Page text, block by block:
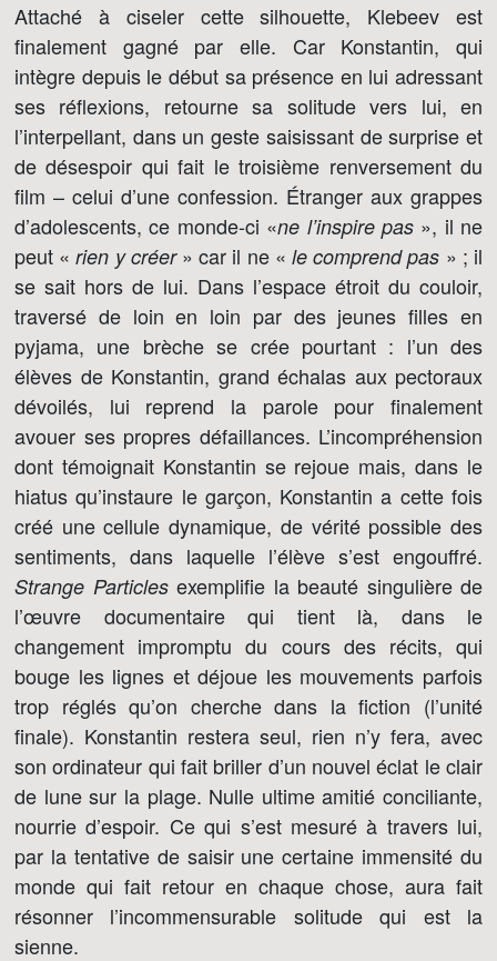
Attaché à ciseler cette silhouette, Klebeev est
finalement gagné par elle. Car Konstantin, qui
intègre depuis le début sa présence en lui adressant
ses réflexions, retourne sa solitude vers lui, en
l’interpellant, dans un geste saisissant de surprise et
de désespoir qui fait le troisième renversement du
film – celui d’une confession. Étranger aux grappes
d’adolescents, ce monde-ci «ne l’inspire pas», il ne
peut «rien y créer» car il ne «le comprend pas » ; il
se sait hors de lui. Dans l’espace étroit du couloir,
traversé de loin en loin par des jeunes filles en
pyjama, une brèche se crée pourtant : l’un des
élèves de Konstantin, grand échalas aux pectoraux
dévoilés, lui reprend la parole pour finalement
avouer ses propres défaillances. L’incompréhension
dont témoignait Konstantin se rejoue mais, dans le
hiatus qu’instaure le garçon, Konstantin a cette fois
créé une cellule dynamique, de vérité possible des
sentiments, dans laquelle l’élève s’est engouffré.
Strange Particlesexemplifie la beauté singulière de
l’œuvre documentaire qui tient là, dans le
changement impromptu du cours des récits, qui
bouge les lignes et déjoue les mouvements parfois
trop réglés qu’on cherche dans la fiction (l’unité
finale). Konstantin restera seul, rien n’y fera, avec
son ordinateur qui fait briller d’un nouvel éclat le clair
de lune sur la plage. Nulle ultime amitié conciliante,
nourrie d’espoir. Ce qui s’est mesuré à travers lui,
par la tentative de saisir une certaine immensité du
monde qui fait retour en chaque chose, aura fait
résonner l’incommensurable solitude qui est la
sienne.